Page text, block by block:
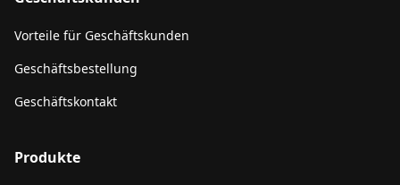
Vorteile für Geschäftskunden
Geschäftsbestellung
Geschäftskontakt
Produkte